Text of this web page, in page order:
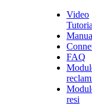
Video
FAQ
resi